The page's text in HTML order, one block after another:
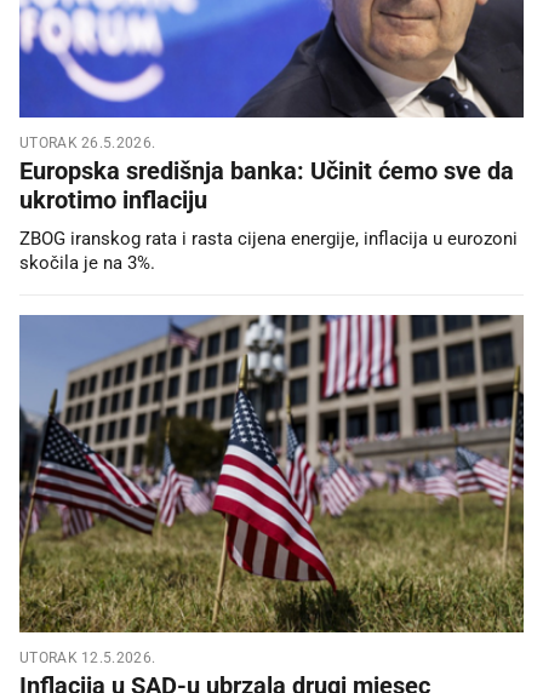
UTORAK 26.5.2026.
Europska središnja banka: Učinit ćemo sve da
ukrotimo inflaciju
ZBOG iranskog rata i rasta cijena energije, inflacija u eurozoni
skočila je na 3%.
UTORAK 12.5.2026.
Inflacija u SAD-u ubrzala drugi mjesec